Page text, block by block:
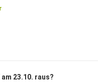
als Video-Podcast,
auch sehen könnt.
23.10. raus?